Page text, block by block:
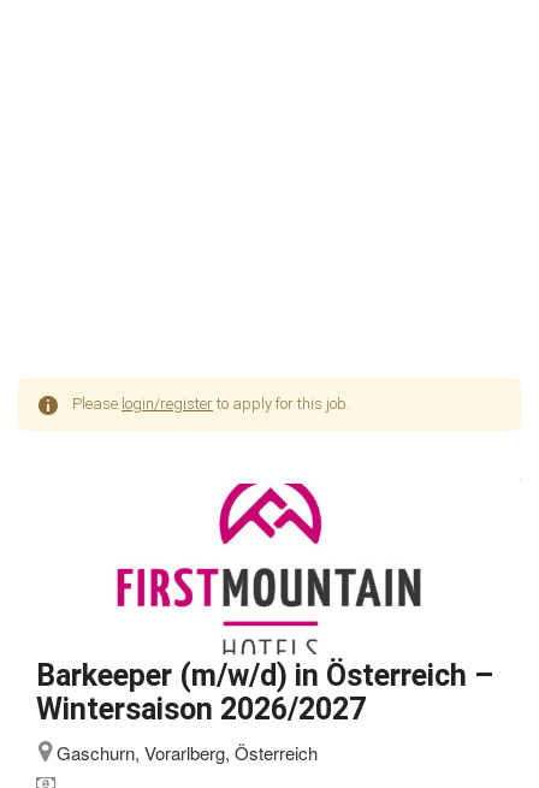
Please login/register to apply for this job.
Barkeeper (m/w/d) in Österreich –
Wintersaison 2026/2027
Gaschurn, Vorarlberg, Österreich